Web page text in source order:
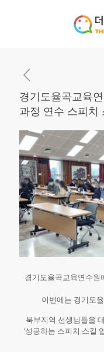
경기도율곡교육
과정 연수 스피치
경기도율곡교육연수원
이번에는 경기도
북부지역 선생님들을
‘성공하는 스피치 스킬